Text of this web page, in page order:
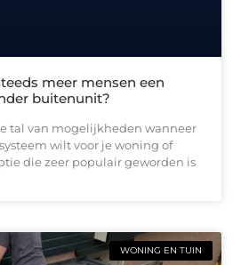
meer mensen een
buitenunit?
tal van mogelijkheden wanneer
wilt voor je woning of
die zeer populair geworden is
WONING EN TUIN